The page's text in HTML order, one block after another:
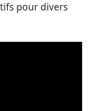
pour divers